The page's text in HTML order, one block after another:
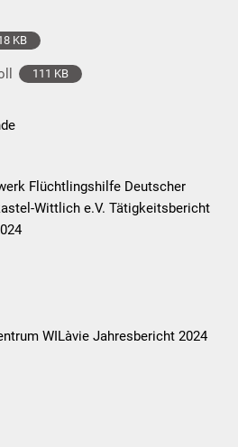
KB
111 KB
Flüchtlingshilfe Deutscher
Wittlich e.V. Tätigkeitsbericht
WILàvie Jahresbericht 2024